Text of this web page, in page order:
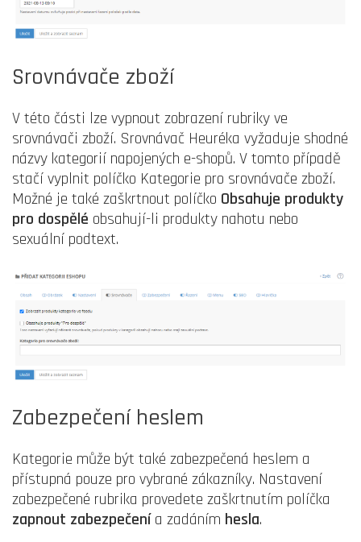
Srovnávače zboží
V této části lze vypnout zobrazení rubriky ve
srovnávači zboží. Srovnávač Heuréka vyžaduje shodné
názvy kategorií napojených e-shopů. V tomto případě
stačí vyplnit políčko Kategorie pro srovnávače zboží.
Možné je také zaškrtnout políčko Obsahuje produkty
pro dospělé obsahují-li produkty nahotu nebo
sexuální podtext.
Zabezpečení heslem
Kategorie může být také zabezpečená heslem a
přístupná pouze pro vybrané zákazníky. Nastavení
zabezpečené rubrika provedete zaškrtnutím políčka
zapnout zabezpečenía zadáním hesla.